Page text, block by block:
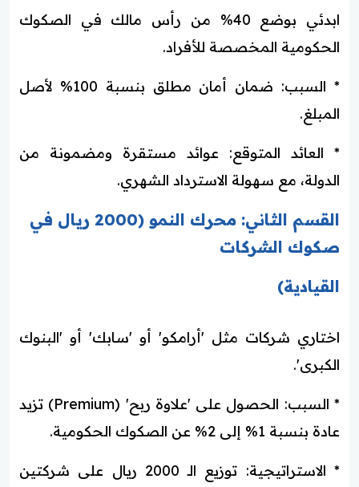
ابدئي بوضع 40% من رأس مالك في الصكوك
الحكومية المخصصة للأفراد.
* السبب: ضمان أمان مطلق بنسبة 100% لأصل
المبلغ.
* العائد المتوقع: عوائد مستقرة ومضمونة من
الدولة، مع سهولة الاسترداد الشهري.
القسم الثاني: محرك النمو (2000 ريال في
صكوك الشركات
القيادية)
اختاري شركات مثل 'أرامكو' أو 'سابك' أو 'البنوك
الكبرى'.
* السبب: الحصول على 'علاوة ربح' (Premium) تزيد
عادة بنسبة 1% إلى 2% عن الصكوك الحكومية.
* الاستراتيجية: توزيع الـ 2000 ريال على شركتين